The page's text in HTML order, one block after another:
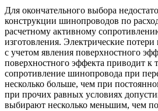
Для окончательного выбора
конструкции шинопроводов по
расчетному активному
изготовления. Электрические потери
с учетом явления поверхностного
поверхностного эффекта приводит к
сопротивление шинопровода при
несколько больше, чем при
при прочих равных условиях
выбирают несколько меньшим, чем